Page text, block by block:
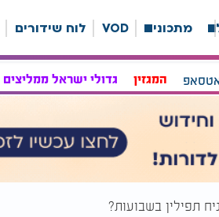
מתכונים VOD לוח שידורים
המגזין גדולי ישראל ממליצים
תפילין בשבועות?